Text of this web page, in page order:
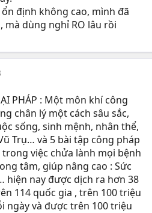
định không cao, mình đã
mà dùng nghỉ RO lâu rồi
PHÁP : Một môn khí công
chân lý một cách sâu sắc,
sống, sinh mệnh, nhân thể,
Trụ… và 5 bài tập công pháp
việc chửa lành mọi bệnh
tâm, giúp nâng cao : Sức
hiện nay được dịch ra hơn 38
114 quốc gia , trên 100 triệu
ngày và được trên 100 triệu